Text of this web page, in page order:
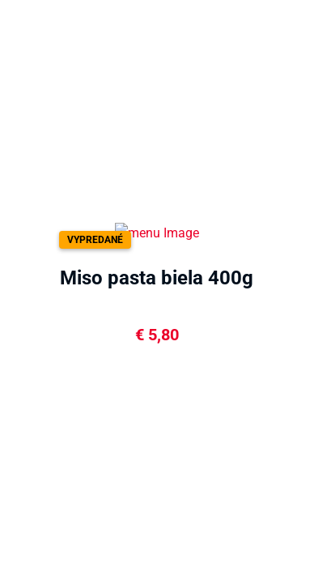
VYPREDANÉ
Miso pasta biela 400g
€5,80